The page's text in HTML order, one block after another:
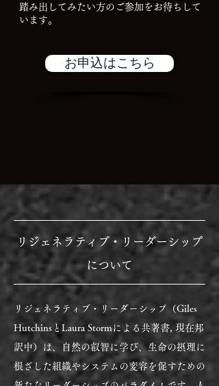
踏み出してみたい方のご参加をお待ちして
います。
お申込はこちら
​リジェネラティブ・リーダーシップ
について
リジェネラティブ・リーダーシップ（Giles
HutchinsとLaura Stormによる共著書, 現在邦
訳中）は、自然の叡智に学び、生命の摂理に
根ざした組織やシステムの変容を促すための